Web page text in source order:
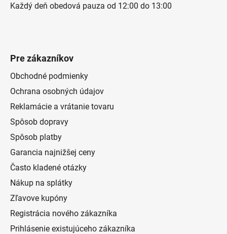
Každý deň obedová pauza od 12:00 do 13:00
Pre zákazníkov
Obchodné podmienky
Ochrana osobných údajov
Reklamácie a vrátanie tovaru
Spôsob dopravy
Spôsob platby
Garancia najnižšej ceny
Často kladené otázky
Nákup na splátky
Zľavove kupóny
Registrácia nového zákazníka
Prihlásenie existujúceho zákazníka